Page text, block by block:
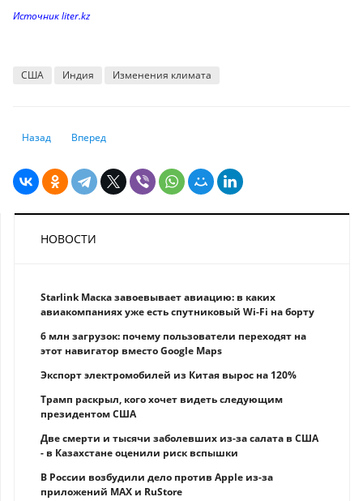
Источник liter.kz
США Индия Изменения климата
Предыдущий: Ревакцинация от коронавируса может начаться в
Назад Следующий: Управление образования опубликовало
Вперед
НОВОСТИ
Starlink Маска завоевывает авиацию: в каких
авиакомпаниях уже есть спутниковый Wi-Fi на борту
6 млн загрузок: почему пользователи переходят на
этот навигатор вместо Google Maps
Экспорт электромобилей из Китая вырос на 120%
Трамп раскрыл, кого хочет видеть следующим
президентом США
Две смерти и тысячи заболевших из-за салата в США
- в Казахстане оценили риск вспышки
В России возбудили дело против Apple из-за
приложений MAX и RuStore